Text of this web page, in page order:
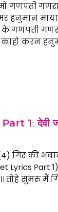
गणपती
हनुमान
के गणपती
करन
1ː देवी जस
गिर की
Lyrics Part
तोहे सुमरु मैं